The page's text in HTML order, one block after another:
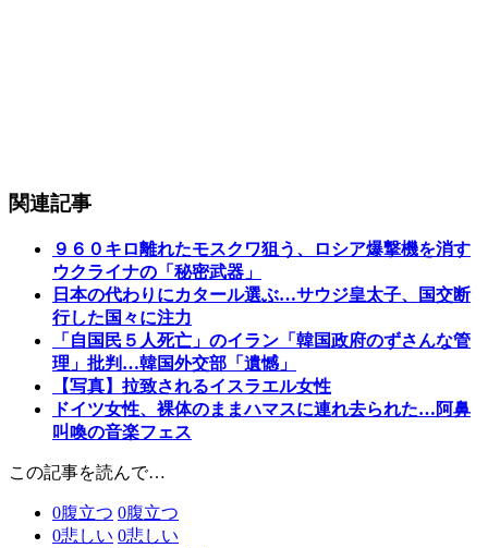
関連記事
９６０キロ離れたモスクワ狙う、ロシア爆撃機を消す
ウクライナの「秘密武器」
日本の代わりにカタール選ぶ…サウジ皇太子、国交断
行した国々に注力
「自国民５人死亡」のイラン「韓国政府のずさんな管
理」批判…韓国外交部「遺憾」
【写真】拉致されるイスラエル女性
ドイツ女性、裸体のままハマスに連れ去られた…阿鼻
叫喚の音楽フェス
この記事を読んで…
0腹立つ 0腹立つ
0悲しい 0悲しい